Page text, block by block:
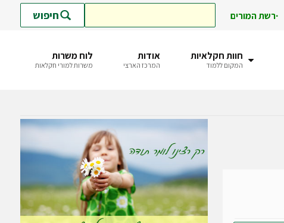
חיפוש רשת המורים
חוות חקלאיות
המקום ללמוד
אודות
המרכז הארצי
לוח משרות
משרות למורי חקלאות